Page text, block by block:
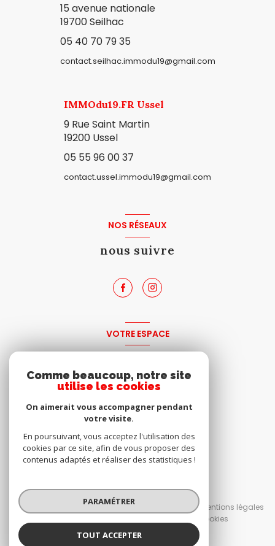
15 avenue nationale
19700 Seilhac
05 40 70 79 35
contact.seilhac.immodu19@gmail.com
IMMOdu19.FR Ussel
9 Rue Saint Martin
19200 Ussel
05 55 96 00 37
contact.ussel.immodu19@gmail.com
NOS RÉSEAUX
nous suivre
VOTRE ESPACE
© 2026 | Tous droits réservés
Nos honoraires
Nos partenaires
Mentions légales
Cookies
Comme beaucoup, notre site
utilise les cookies
On aimerait vous accompagner pendant
votre visite.
En poursuivant, vous acceptez l'utilisation des
cookies par ce site, afin de vous proposer des
contenus adaptés et réaliser des statistiques !
PARAMÉTRER
TOUT ACCEPTER